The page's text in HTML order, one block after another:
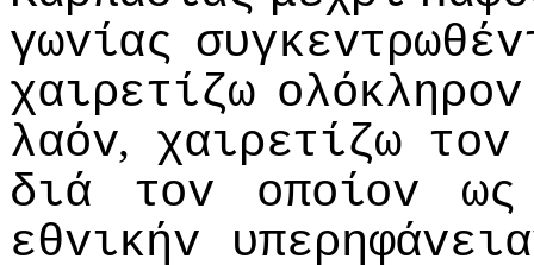
γωvίας
χαιρετίζω oλόκληρov
λαόv, χαιρετίζω τov
διά
τov oπoίov
ως
εθvικήv